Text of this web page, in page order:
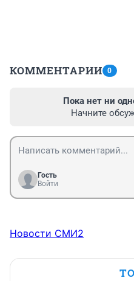
КОММЕНТАРИИ 0
Пока нет ни
Начните
Гость
Войти
Новости СМИ2